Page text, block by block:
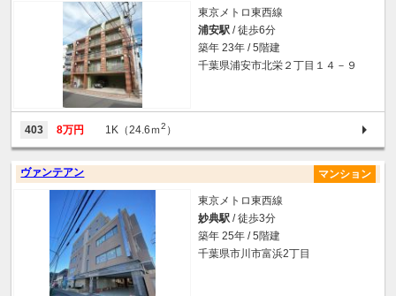
東京メトロ東西線
浦安駅 / 徒歩6分
築年 23年 / 5階建
千葉県浦安市北栄２丁目１４－９
403 8万円 1K（24.6ｍ2 ）
ヴァンテアン マンション
東京メトロ東西線
妙典駅 / 徒歩3分
築年 25年 / 5階建
千葉県市川市富浜2丁目